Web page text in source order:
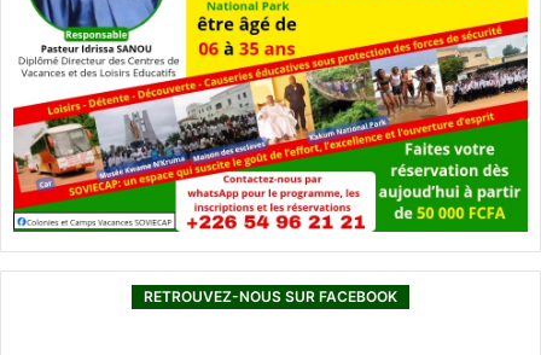
RETROUVEZ-NOUS SUR FACEBOOK